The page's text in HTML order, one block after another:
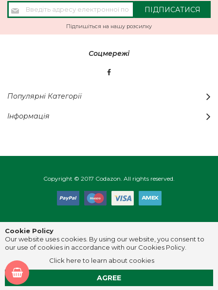
Підпишіться
на
розсилку
ПІДПИСАТИСЯ
Підпишіться на нашу розсилку
Соцмережі
Популярні Категорії
Інформація
Copyright © 2017 Codazon. All rights reserved.
Cookie Policy
Our website uses cookies. By using our website, you consent to
our use of cookies in accordance with our Cookies Policy.
Click here to learn about cookies
AGREE